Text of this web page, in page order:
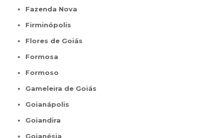
Fazenda Nova
Firminópolis
Flores de Goiás
Formosa
Formoso
Gameleira de Goiás
Goianápolis
Goiandira
Goianésia